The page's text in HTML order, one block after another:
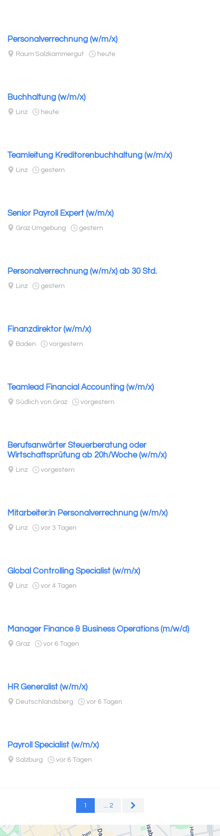
Personalverrechnung (w/m/x)
Raum Salzkammergut heute
Buchhaltung (w/m/x)
Linz heute
Teamleitung Kreditorenbuchhaltung (w/m/x)
Linz gestern
Senior Payroll Expert (w/m/x)
Graz Umgebung gestern
Personalverrechnung (w/m/x) ab 30 Std.
Linz gestern
Finanzdirektor (w/m/x)
Baden vorgestern
Teamlead Financial Accounting (w/m/x)
Südlich von Graz vorgestern
Berufsanwärter Steuerberatung oder
Wirtschaftsprüfung ab 20h/Woche (w/m/x)
Linz vorgestern
Mitarbeiter:in Personalverrechnung (w/m/x)
Linz vor 3 Tagen
Global Controlling Specialist (w/m/x)
Linz vor 4 Tagen
Manager Finance & Business Operations (m/w/d)
Graz vor 6 Tagen
HR Generalist (w/m/x)
Deutschlandsberg vor 6 Tagen
Payroll Specialist (w/m/x)
Salzburg vor 6 Tagen
1 ... 2